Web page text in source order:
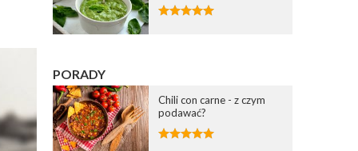
PORADY
Chili con carne - z czym
podawać?